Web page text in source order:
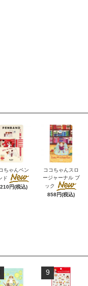
ちゃんペン
ド
円(税込)
ココちゃんスロ
ージャーナル ブ
ック
858円(税込)
9